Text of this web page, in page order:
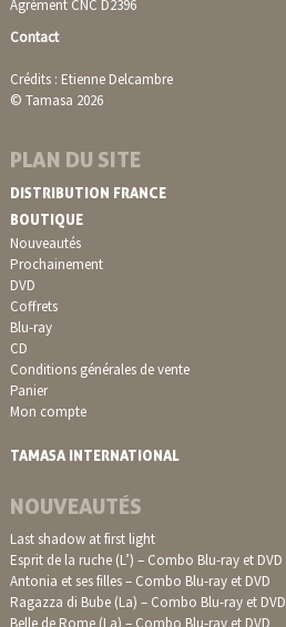
Agrément CNC D2396
Contact
Crédits : Etienne Delcambre
© Tamasa 2026
PLAN DU SITE
DISTRIBUTION FRANCE
BOUTIQUE
Nouveautés
Prochainement
DVD
Coffrets
Blu-ray
CD
Conditions générales de vente
Panier
Mon compte
TAMASA INTERNATIONAL
NOUVEAUTÉS
Last shadow at first light
Esprit de la ruche (L’) – Combo Blu-ray et DVD
Antonia et ses filles – Combo Blu-ray et DVD
Ragazza di Bube (La) – Combo Blu-ray et DVD